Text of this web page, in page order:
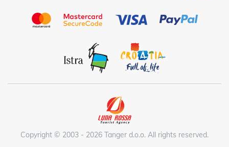
Copyright © 2003 - 2026 Tanger d.o.o. All rights reserved.